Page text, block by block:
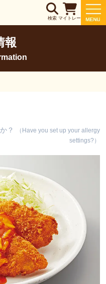
検索 マイトレー
報
？
（Have you set up your allergy
settings?）